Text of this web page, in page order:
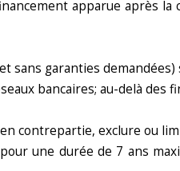
apparue après la
sans garanties
bancaires; au-delà des
contrepartie, exclure ou
une durée de 7 ans